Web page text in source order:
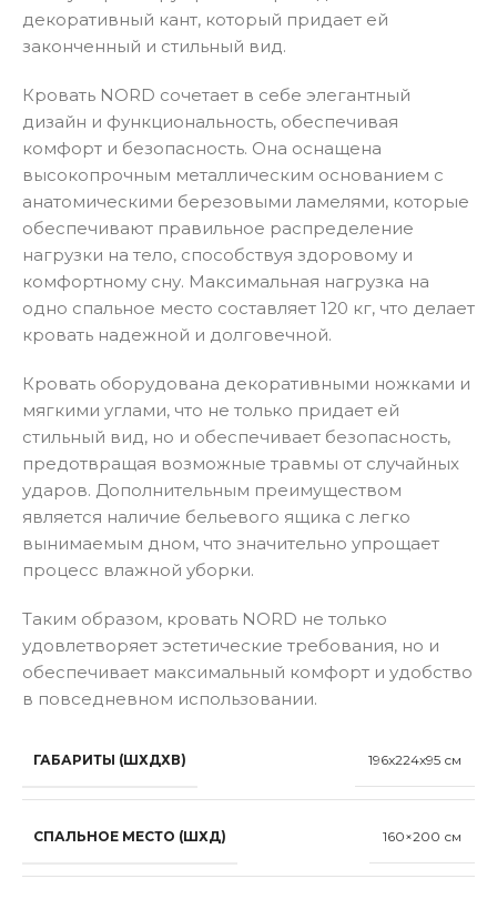
декоративный кант, который придает ей
законченный и стильный вид.
Кровать NORD сочетает в себе элегантный
дизайн и функциональность, обеспечивая
комфорт и безопасность. Она оснащена
высокопрочным металлическим основанием с
анатомическими березовыми ламелями, которые
обеспечивают правильное распределение
нагрузки на тело, способствуя здоровому и
комфортному сну. Максимальная нагрузка на
одно спальное место составляет 120 кг, что делает
кровать надежной и долговечной.
Кровать оборудована декоративными ножками и
мягкими углами, что не только придает ей
стильный вид, но и обеспечивает безопасность,
предотвращая возможные травмы от случайных
ударов. Дополнительным преимуществом
является наличие бельевого ящика с легко
вынимаемым дном, что значительно упрощает
процесс влажной уборки.
Таким образом, кровать NORD не только
удовлетворяет эстетические требования, но и
обеспечивает максимальный комфорт и удобство
в повседневном использовании.
ГАБАРИТЫ (ШХДХВ) 196x224x95 см
СПАЛЬНОЕ МЕСТО (ШХД) 160×200 см